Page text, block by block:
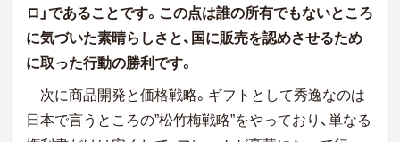
ロ」であることです。この点は誰の所有でもないところ
に気づいた素晴らしさと、国に販売を認めさせるため
に取った行動の勝利です。
次に商品開発と価格戦略。ギフトとして秀逸なのは
日本で言うところの”松竹梅戦略”をやっており、単なる